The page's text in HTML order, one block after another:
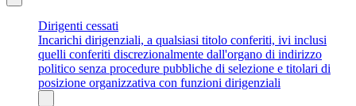
Dirigenti cessati
Incarichi dirigenziali, a qualsiasi titolo conferiti, ivi inclusi
quelli conferiti discrezionalmente dall'organo di indirizzo
politico senza procedure pubbliche di selezione e titolari di
posizione organizzativa con funzioni dirigenziali